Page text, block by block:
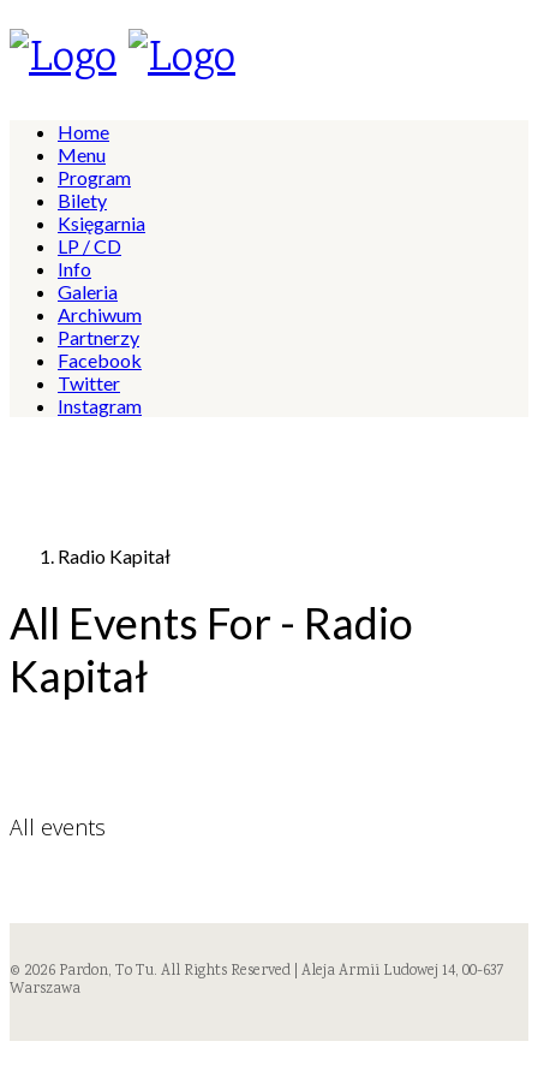
Home
Menu
Program
Bilety
Księgarnia
LP / CD
Info
Galeria
Archiwum
Partnerzy
Facebook
Twitter
Instagram
Radio Kapitał
All Events For - Radio
Kapitał
All events
© 2026 Pardon, To Tu. All Rights Reserved | Aleja Armii Ludowej 14, 00-637
Warszawa